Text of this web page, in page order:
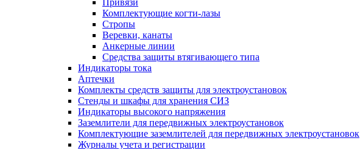
Привязи
Комплектующие когти-лазы
Стропы
Веревки, канаты
Анкерные линии
Средства защиты втягивающего типа
Индикаторы тока
Аптечки
Комплекты средств защиты для электроустановок
Стенды и шкафы для хранения СИЗ
Индикаторы высокого напряжения
Заземлители для передвижных электроустановок
Комплектующие заземлителей для передвижных электроустановок
Журналы учета и регистрации